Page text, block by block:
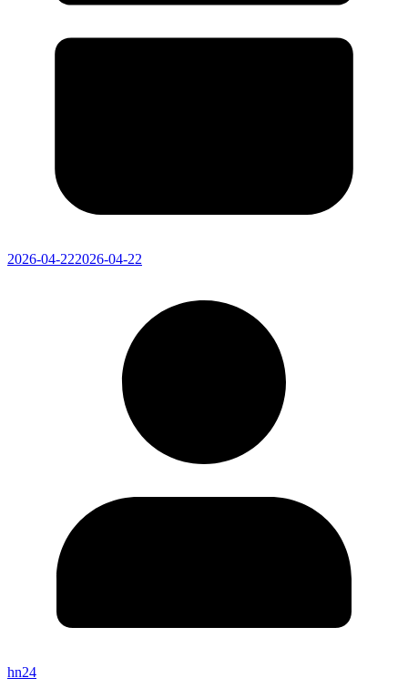
2026-04-222026-04-22
hn24